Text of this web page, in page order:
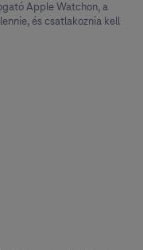
Apple Watchon, a
és csatlakoznia kell